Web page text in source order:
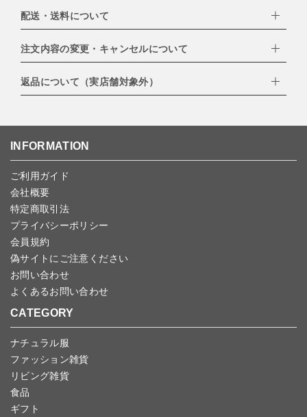
下記お支払い方法よりお選びいただけます。
・クレジットカード（VISA,mastercard,JCB,AMERICAN
EXPRESS,Diners Club）
・PayPay
・NP後払い
配送・送料について
配達業者：日本郵便
北海道：1,400円
沖縄：1,400円
注文内容の変更・キャンセルについて
ご注文日当日から翌日のAM9:00までにご連絡頂いた場合はキャン
セルは可能です。
ンセルしていただいた後、ご希望の商品のみ再度ご注文お願いしま
予約商品など一部キャンセルが出来ない場合がございます。あらか
じめご了承ください。
返品について（実店舗対象外）
こちらよりご依頼ください。
INFORMATION
ご利用ガイド
会社概要
特定商取引法
プライバシーポリシー
会員規約
偽サイトにご注意ください
お問い合わせ
よくあるお問い合わせ
CATEGORY
ナチュラル服
ファッション雑貨
リビング雑貨
食品
ギフト